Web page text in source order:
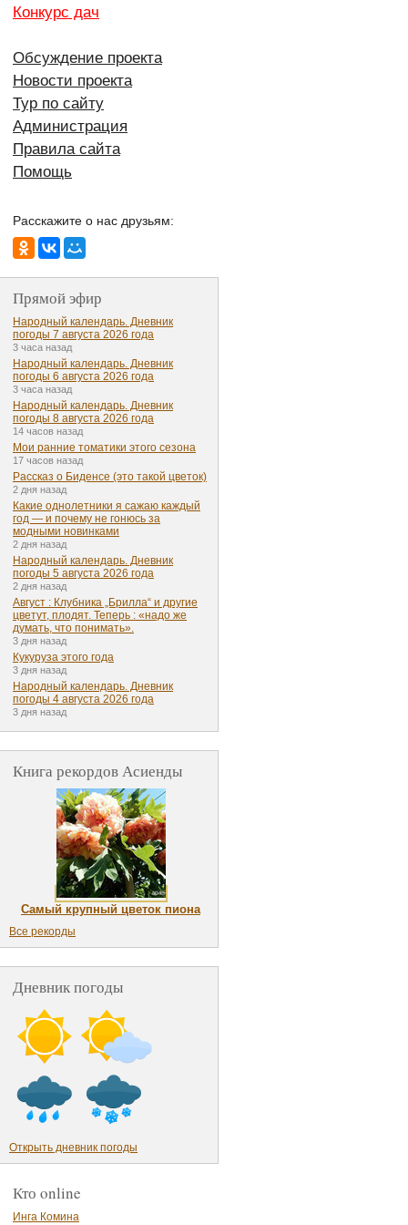
Конкурс дач
Обсуждение проекта
Новости проекта
Тур по сайту
Администрация
Правила сайта
Помощь
Расскажите о нас друзьям:
Прямой эфир
Народный календарь. Дневник
погоды 7 августа 2026 года
3 часа назад
Народный календарь. Дневник
погоды 6 августа 2026 года
3 часа назад
Народный календарь. Дневник
погоды 8 августа 2026 года
14 часов назад
Мои ранние томатики этого сезона
17 часов назад
Рассказ о Биденсе (это такой цветок)
2 дня назад
Какие однолетники я сажаю каждый
год — и почему не гонюсь за
модными новинками
2 дня назад
Народный календарь. Дневник
погоды 5 августа 2026 года
2 дня назад
Август : Клубника „Брилла“ и другие
цветут, плодят. Теперь : «надо же
думать, что понимать».
3 дня назад
Кукуруза этого года
3 дня назад
Народный календарь. Дневник
погоды 4 августа 2026 года
3 дня назад
Книга рекордов Асиенды
Самый крупный цветок пиона
Все рекорды
Дневник погоды
Открыть дневник погоды
Кто online
Инга Комина